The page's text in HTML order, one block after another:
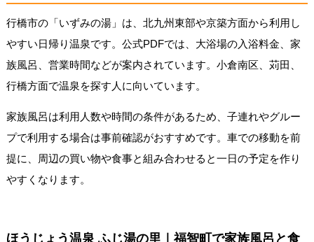
行橋市の「いずみの湯」は、北九州東部や京築方面から利用し
やすい日帰り温泉です。公式PDFでは、大浴場の入浴料金、家
族風呂、営業時間などが案内されています。小倉南区、苅田、
行橋方面で温泉を探す人に向いています。
家族風呂は利用人数や時間の条件があるため、子連れやグルー
プで利用する場合は事前確認がおすすめです。車での移動を前
提に、周辺の買い物や食事と組み合わせると一日の予定を作り
やすくなります。
ほうじょう温泉 ふじ湯の里｜福智町で家族風呂と食